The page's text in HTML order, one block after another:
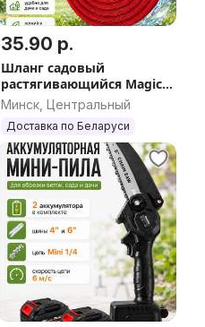
35.90 р.
Шланг садовый
растягивающийся Magic
Garden Hose 5 - 25 м с
пистолетом
распылителем
Минск, Центральный
Доставка по Беларуси